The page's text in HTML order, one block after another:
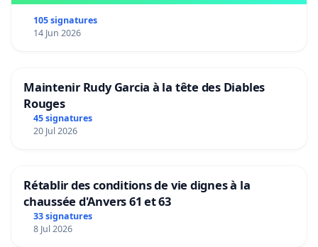
105 signatures
14 Jun 2026
Maintenir Rudy Garcia à la tête des Diables
Rouges
45 signatures
20 Jul 2026
Rétablir des conditions de vie dignes à la
chaussée d'Anvers 61 et 63
33 signatures
8 Jul 2026